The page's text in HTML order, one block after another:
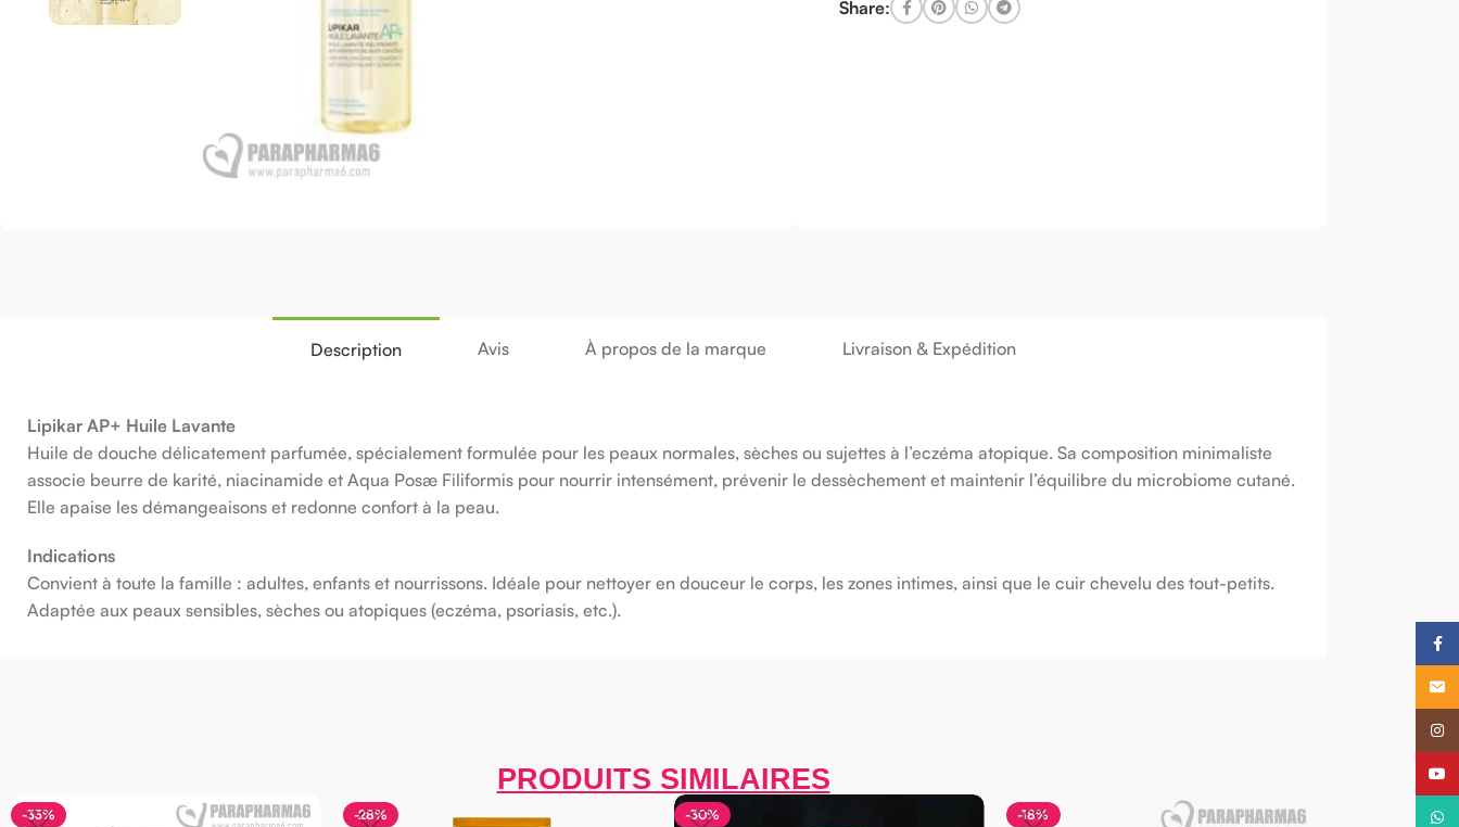
Share:
Description Avis À propos de la marque Livraison & Expédition
Lipikar AP+ Huile Lavante
Huile de douche délicatement parfumée, spécialement formulée pour les peaux normales, sèches ou sujettes à l’eczéma atopique. Sa composition minimaliste
associe beurre de karité, niacinamide et Aqua Posæ Filiformis pour nourrir intensément, prévenir le dessèchement et maintenir l’équilibre du microbiome cutané.
Elle apaise les démangeaisons et redonne confort à la peau.
Indications
Convient à toute la famille : adultes, enfants et nourrissons. Idéale pour nettoyer en douceur le corps, les zones intimes, ainsi que le cuir chevelu des tout-petits.
Adaptée aux peaux sensibles, sèches ou atopiques (eczéma, psoriasis, etc.).
PRODUITS SIMILAIRES
-28% -30% -18%
Email